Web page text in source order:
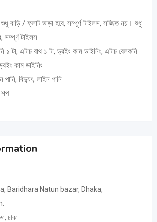
বাড়ি / ফ্লাট ভাড়া হবে, সম্পূর্ণ টাইলস, সজ্জিত নয়। শুধু
সম্পূর্ণ টাইলস
১ টা, এটাচ বাথ ১ টা, ড্রইং কাম ডাইনিং, এটাচ বেলকনি
কাম ডাইনিং
পানি, বিদ্যুৎ, লাইন পানি
শপ
Baridhara Natun bazar, Dhaka,
ঢাকা